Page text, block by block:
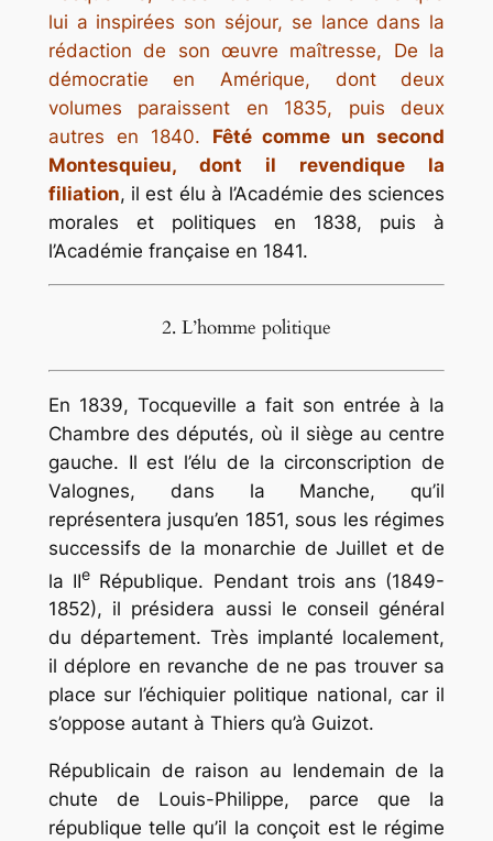
lui a inspirées son séjour, se lance dans la
rédaction de son œuvre maîtresse, De la
démocratie en Amérique, dont deux
volumes paraissent en 1835, puis deux
autres en 1840. Fêté comme un second
Montesquieu, dont il revendique la
filiation, il est élu à l’Académie des sciences
morales et politiques en 1838, puis à
l’Académie française en 1841.
2. L’homme politique
En 1839, Tocqueville a fait son entrée à la
Chambre des députés, où il siège au centre
gauche. Il est l’élu de la circonscription de
Valognes, dans la Manche, qu’il
représentera jusqu’en 1851, sous les régimes
successifs de la monarchie de Juillet et de
la IIe République. Pendant trois ans (1849-
1852), il présidera aussi le conseil général
du département. Très implanté localement,
il déplore en revanche de ne pas trouver sa
place sur l’échiquier politique national, car il
s’oppose autant à Thiers qu’à Guizot.
Républicain de raison au lendemain de la
chute de Louis-Philippe, parce que la
république telle qu’il la conçoit est le régime